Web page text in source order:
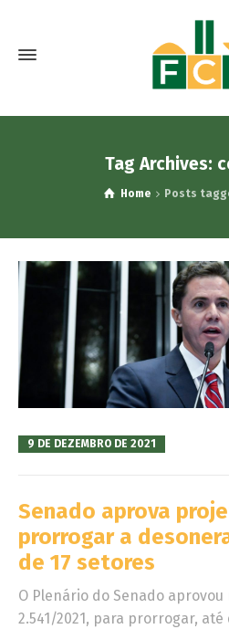
Tag Archives:
Home Posts
9 DE DEZEMBRO DE 2021
Senado aprova
prorrogar a
de 17 setores
O Plenário do Senado
2.541/2021, para prorrogar, até